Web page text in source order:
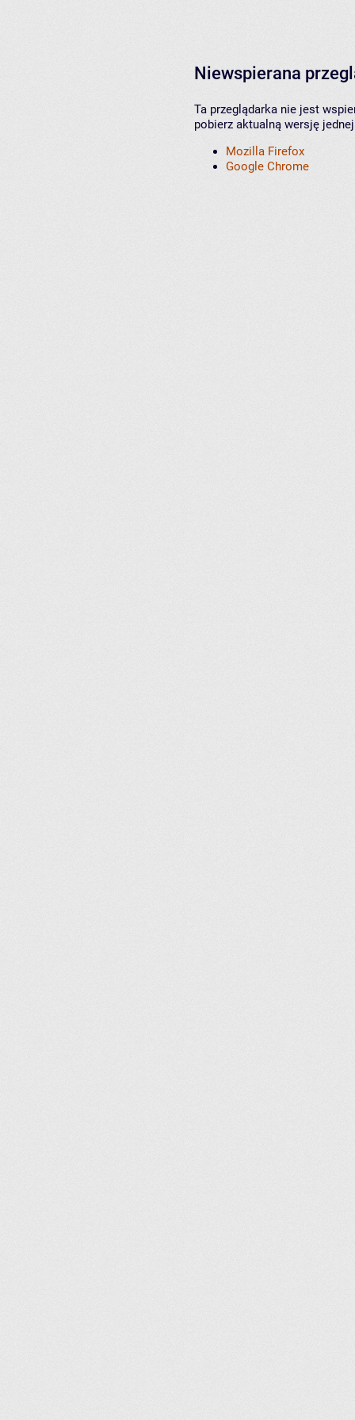
Niewspierana
Ta przeglądarka nie jest
pobierz aktualną wersję
Mozilla Firefox
Google Chrome